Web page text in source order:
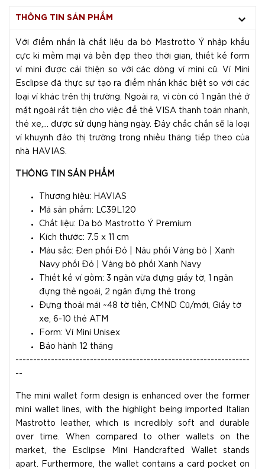
THÔNG TIN SẢN PHẨM
Với điểm nhấn là chất liệu da bò Mastrotto Ý nhập khẩu
cực kì mềm mại và bền đẹp theo thời gian, thiết kế form
ví mini được cải thiện so với các dòng ví mini cũ. Ví Mini
Esclipse đã thực sự tạo ra điểm nhấn khác biệt so với các
loại ví khác trên thị trường. Ngoài ra, ví còn có 1 ngăn thẻ ở
mặt ngoài rất tiện cho việc để thẻ VISA thanh toán nhanh,
thẻ xe,... được sử dụng hàng ngày. Đây chắc chắn sẽ là loại
ví khuynh đảo thị trường trong nhiều tháng tiếp theo của
nhà HAVIAS.
THÔNG TIN SẢN PHẨM
Thương hiệu: HAVIAS
Mã sản phẩm: LC39L120
Chất liệu: Da bò Mastrotto Ý Premium
Kích thước: 7.5 x 11 cm
Màu sắc: Đen phối Đỏ | Nâu phối Vàng bò | Xanh
Navy phối Đỏ | Vàng bò phối Xanh Navy
Thiết kế ví gồm: 3 ngăn vừa đựng giấy tờ, 1 ngăn
đựng thẻ ngoài, 2 ngăn đựng thẻ trong
Đựng thoải mái ~48 tờ tiền, CMND Cũ/mới, Giấy tờ
xe, 6-10 thẻ ATM
Form: Ví Mini Unisex
Bảo hành 12 tháng
------------------------------------------------------------------
--
The mini wallet form design is enhanced over the former
mini wallet lines, with the highlight being imported Italian
Mastrotto leather, which is incredibly soft and durable
over time. When compared to other wallets on the
market, the Esclipse Mini Handcrafted Wallet stands
apart. Furthermore, the wallet contains a card pocket on